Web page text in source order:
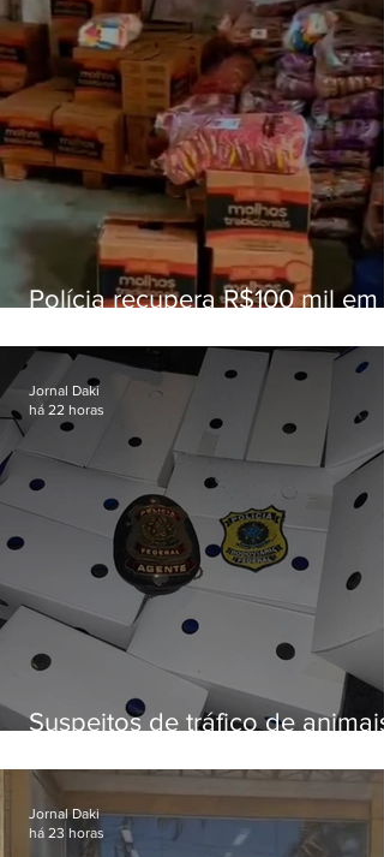
Polícia recupera R$100 mil em
Fluminense
Suspeitos de tráfico de animais
aves
Jornal Daki
há 22 horas
Jornal Daki
há 23 horas